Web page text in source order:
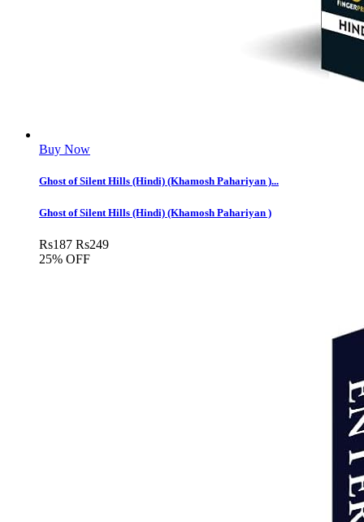
Buy Now
Ghost of Silent Hills (Hindi) (Khamosh Pahariyan )...
Ghost of Silent Hills (Hindi) (Khamosh Pahariyan )
Rs187 Rs249
25% OFF